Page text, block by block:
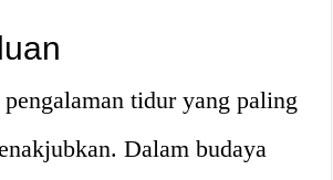
tidur yang paling
Dalam budaya